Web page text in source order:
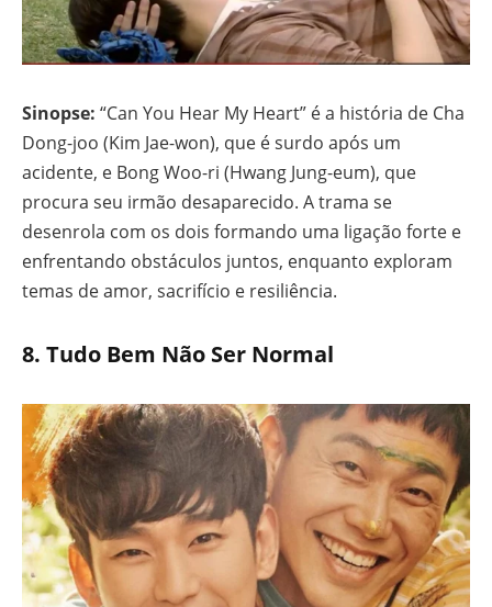
Sinopse: “Can You Hear My Heart” é a história de Cha
Dong-joo (Kim Jae-won), que é surdo após um
acidente, e Bong Woo-ri (Hwang Jung-eum), que
procura seu irmão desaparecido. A trama se
desenrola com os dois formando uma ligação forte e
enfrentando obstáculos juntos, enquanto exploram
temas de amor, sacrifício e resiliência.
8. Tudo Bem Não Ser Normal